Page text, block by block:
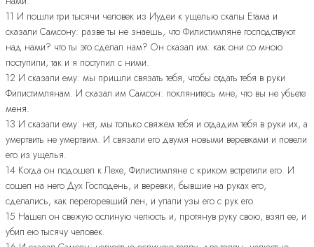
11 И пошли три тысячи человек из Иудеи к ущелью скалы Етама и
сказали Самсону: разве ты не знаешь, что Филистимляне господствуют
над нами? что ты это сделал нам? Он сказал им: как они со мною
поступили, так и я поступил с ними.
12 И сказали ему: мы пришли связать тебя, чтобы отдать тебя в руки
Филистимлянам. И сказал им Самсон: поклянитесь мне, что вы не убьете
меня.
13 И сказали ему: нет, мы только свяжем тебя и отдадим тебя в руки их, а
умертвить не умертвим. И связали его двумя новыми веревками и повели
его из ущелья.
14 Когда он подошел к Лехе, Филистимляне с криком встретили его. И
сошел на него Дух Господень, и веревки, бывшие на руках его,
сделались, как перегоревший лен, и упали узы его с рук его.
15 Нашел он свежую ослиную челюсть и, протянув руку свою, взял ее, и
убил ею тысячу человек.